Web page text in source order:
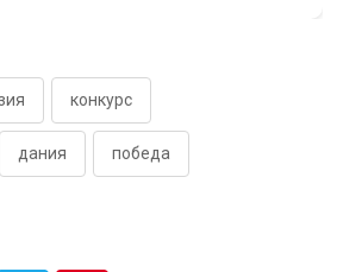
конкурс
дания победа